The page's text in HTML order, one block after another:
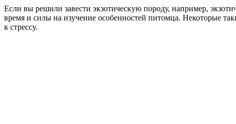
Если вы решили завести экзотическую породу, например,
время и силы на изучение особенностей питомца. Некоторые
к стрессу.